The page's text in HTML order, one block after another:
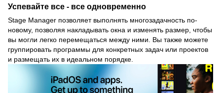
Успевайте все - все одновременно
Stage Manager позволяет выполнять многозадачность по-
новому, позволяя накладывать окна и изменять размер, чтобы
вы могли легко перемещаться между ними. Вы также можете
группировать программы для конкретных задач или проектов
и размещать их в идеальном порядке.